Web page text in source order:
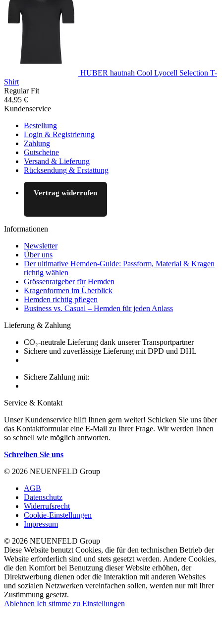
HUBER hautnah Cool Lyocell Selection T-
Shirt
Regular Fit
44,95 €
Kundenservice
Bestellung
Login & Registrierung
Zahlung
Gutscheine
Versand & Lieferung
Rücksendung & Erstattung
Vertrag widerrufen
Informationen
Newsletter
Über uns
Der ultimative Hemden-Guide: Passform, Material & Kragen
richtig wählen
Grössenratgeber für Hemden
Kragenformen im Überblick
Hemden richtig pflegen
Business vs. Casual – Hemden für jeden Anlass
Lieferung & Zahlung
CO₂-neutrale Lieferung dank unserer Transportpartner
Sichere und zuverlässige Lieferung mit DPD und DHL
Sichere Zahlung mit:
Service & Kontakt
Unser Kundenservice hilft Ihnen gern weiter! Schicken Sie uns über
das Kontaktformular eine E-Mail zu Ihrer Frage. Wir werden Ihnen
so schnell wie möglich antworten.
Schreiben Sie uns
© 2026 NEUENFELD Group
AGB
Datenschutz
Widerrufsrecht
Cookie-Einstellungen
Impressum
© 2026 NEUENFELD Group
Diese Website benutzt Cookies, die für den technischen Betrieb der
Website erforderlich sind und stets gesetzt werden. Andere Cookies,
die den Komfort bei Benutzung dieser Website erhöhen, der
Direktwerbung dienen oder die Interaktion mit anderen Websites
und sozialen Netzwerken vereinfachen sollen, werden nur mit Ihrer
Zustimmung gesetzt.
Ablehnen Ich stimme zu Einstellungen